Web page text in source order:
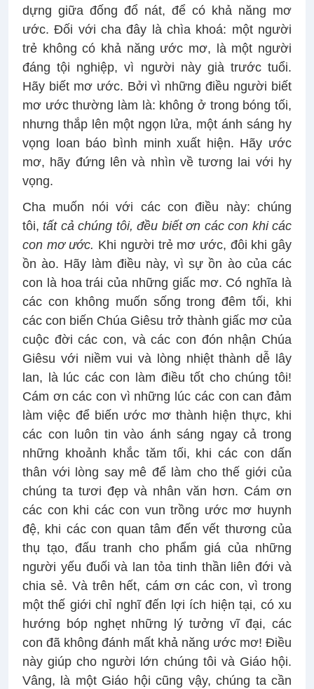
dựng giữa đống đổ nát, để có khả năng mơ
ước. Đối với cha đây là chìa khoá: một người
trẻ không có khả năng ước mơ, là một người
đáng tội nghiệp, vì người này già trước tuổi.
Hãy biết mơ ước. Bởi vì những điều người biết
mơ ước thường làm là: không ở trong bóng tối,
nhưng thắp lên một ngọn lửa, một ánh sáng hy
vọng loan báo bình minh xuất hiện. Hãy ước
mơ, hãy đứng lên và nhìn về tương lai với hy
vọng.
Cha muốn nói với các con điều này: chúng
tôi,tất cả chúng tôi, đều biết ơn các con khi các
con mơ ước. Khi người trẻ mơ ước, đôi khi gây
ồn ào. Hãy làm điều này, vì sự ồn ào của các
con là hoa trái của những giấc mơ. Có nghĩa là
các con không muốn sống trong đêm tối, khi
các con biến Chúa Giêsu trở thành giấc mơ của
cuộc đời các con, và các con đón nhận Chúa
Giêsu với niềm vui và lòng nhiệt thành dễ lây
lan, là lúc các con làm điều tốt cho chúng tôi!
Cám ơn các con vì những lúc các con can đảm
làm việc để biến ước mơ thành hiện thực, khi
các con luôn tin vào ánh sáng ngay cả trong
những khoảnh khắc tăm tối, khi các con dấn
thân với lòng say mê để làm cho thế giới của
chúng ta tươi đẹp và nhân văn hơn. Cám ơn
các con khi các con vun trồng ước mơ huynh
đệ, khi các con quan tâm đến vết thương của
thụ tạo, đấu tranh cho phẩm giá của những
người yếu đuối và lan tỏa tinh thần liên đới và
chia sẻ. Và trên hết, cám ơn các con, vì trong
một thế giới chỉ nghĩ đến lợi ích hiện tại, có xu
hướng bóp nghẹt những lý tưởng vĩ đại, các
con đã không đánh mất khả năng ước mơ! Điều
này giúp cho người lớn chúng tôi và Giáo hội.
Vâng, là một Giáo hội cũng vậy, chúng ta cần